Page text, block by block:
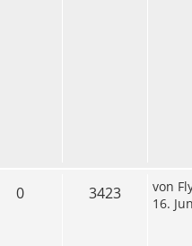
0 3423 von
16.